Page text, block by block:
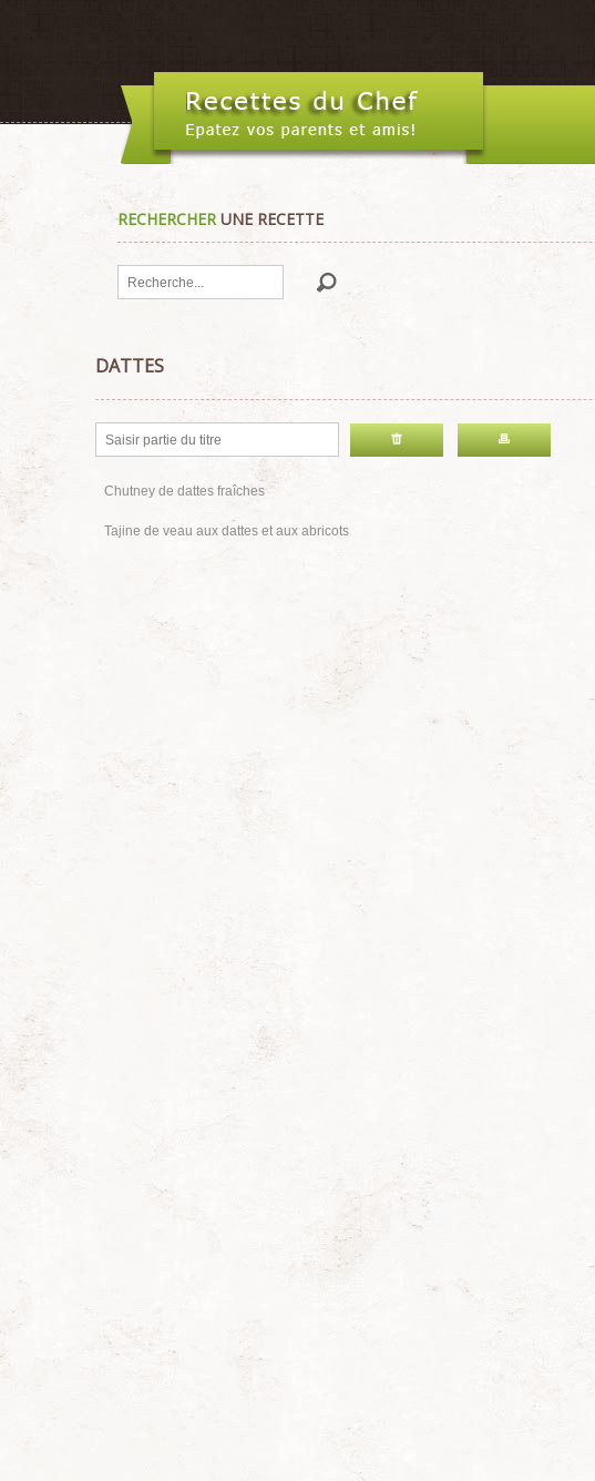
RECHERCHERUNE RECETTE
Rechercher
DATTES
Chutney de dattes fraîches
Tajine de veau aux dattes et aux abricots